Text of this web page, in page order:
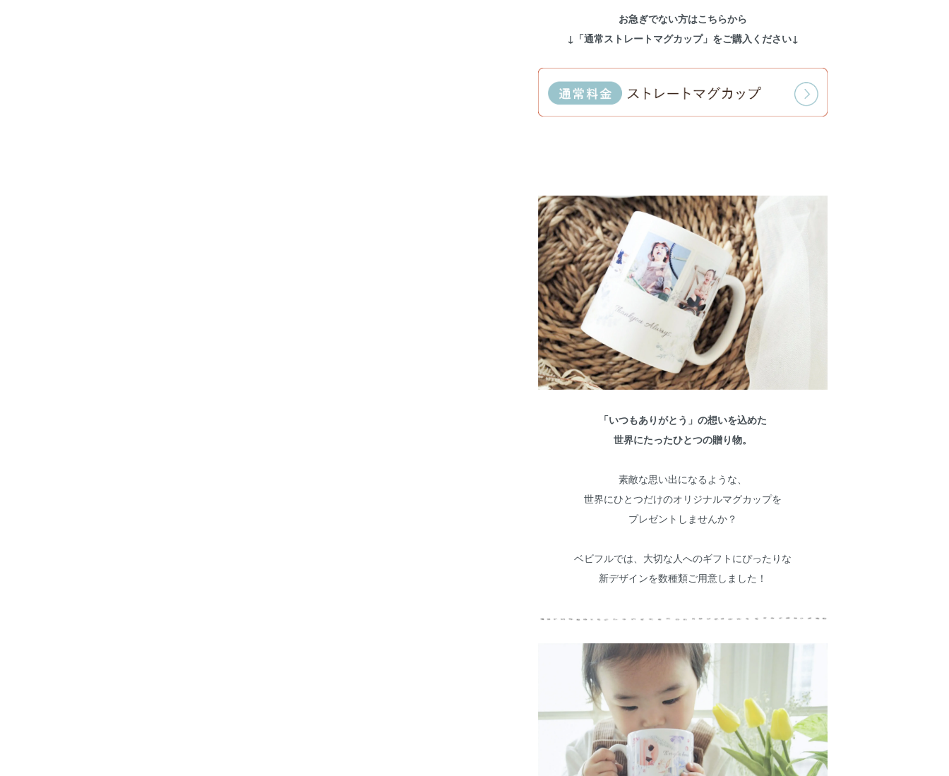
お急ぎでない方はこちらから
↓「通常ストレートマグカップ」をご購入ください↓
「いつもありがとう」の想いを込めた
世界にたったひとつの贈り物。
素敵な思い出になるような、
世界にひとつだけのオリジナルマグカップを
プレゼントしませんか？
ベビフルでは、大切な人へのギフトにぴったりな
新デザインを数種類ご用意しました！